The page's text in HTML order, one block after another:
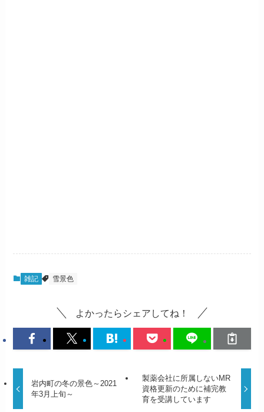
雑記 雪景色
よかったらシェアしてね！
岩内町の冬の景色～2021
年3月上旬～
製薬会社に所属しないMR
資格更新のために補完教
育を受講しています